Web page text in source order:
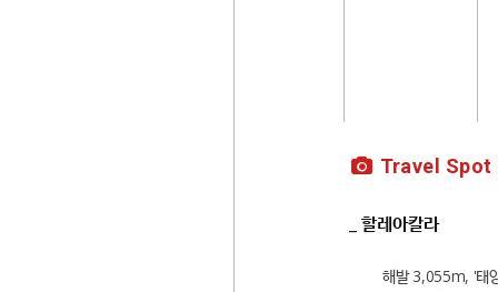
Travel Spot
_ 할레아칼라
해발 3,055m, '태